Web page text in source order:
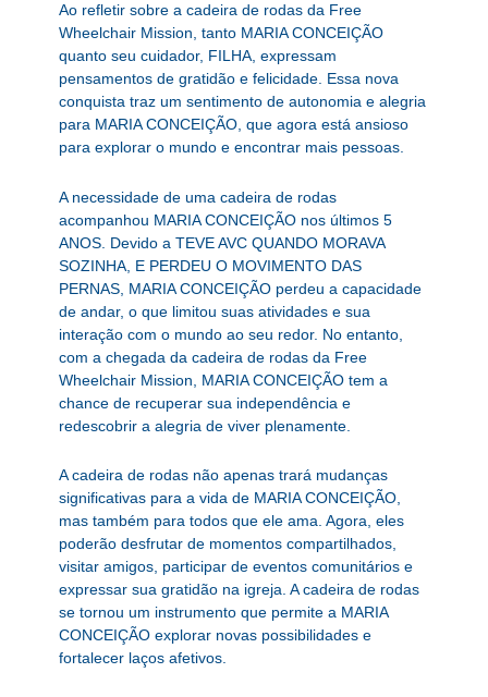
Ao refletir sobre a cadeira de rodas da Free
Wheelchair Mission, tanto MARIA CONCEIÇÃO
quanto seu cuidador, FILHA, expressam
pensamentos de gratidão e felicidade. Essa nova
conquista traz um sentimento de autonomia e alegria
para MARIA CONCEIÇÃO, que agora está ansioso
para explorar o mundo e encontrar mais pessoas.
A necessidade de uma cadeira de rodas
acompanhou MARIA CONCEIÇÃO nos últimos 5
ANOS. Devido a TEVE AVC QUANDO MORAVA
SOZINHA, E PERDEU O MOVIMENTO DAS
PERNAS, MARIA CONCEIÇÃO perdeu a capacidade
de andar, o que limitou suas atividades e sua
interação com o mundo ao seu redor. No entanto,
com a chegada da cadeira de rodas da Free
Wheelchair Mission, MARIA CONCEIÇÃO tem a
chance de recuperar sua independência e
redescobrir a alegria de viver plenamente.
A cadeira de rodas não apenas trará mudanças
significativas para a vida de MARIA CONCEIÇÃO,
mas também para todos que ele ama. Agora, eles
poderão desfrutar de momentos compartilhados,
visitar amigos, participar de eventos comunitários e
expressar sua gratidão na igreja. A cadeira de rodas
se tornou um instrumento que permite a MARIA
CONCEIÇÃO explorar novas possibilidades e
fortalecer laços afetivos.